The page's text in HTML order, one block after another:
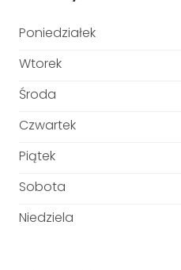
Poniedziałek
Wtorek
Środa
Czwartek
Piątek
Sobota
Niedziela